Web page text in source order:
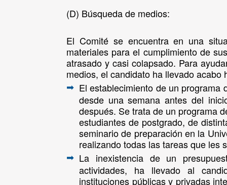
(D) Búsqueda de medios:
El Comité se encuentra en una
materiales para el cumplimiento de
atrasado y casi colapsado. Para
medios, el candidato ha llevado
➡ El establecimiento de un programa
desde una semana antes del
después. Se trata de un programa
estudiantes de postgrado, de
seminario de preparación en la
realizando todas las tareas que les
➡ La inexistencia de un
actividades, ha llevado al
instituciones públicas y privadas